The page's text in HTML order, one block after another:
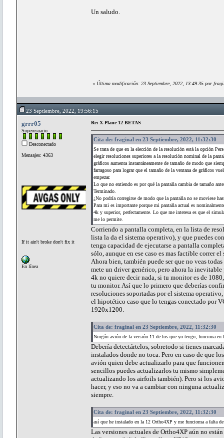
Un saludo.
« Última modificación: 23 Septiembre, 2022, 13:49:35 por
23 Septiembre, 2022, 19:56:15
grrr05
Superusuario
Desconectado
Mensajes: 4363
If it ain't broke don't fix it
En línea
Re: X-Plane 12 BETAS
Cita de: fraginal en 23 Septiembre, 2022, 11:32:30
Se trata de que en la elección de la resolución está la opción
elegir resoluciones superiores a la resolución nominal de la
gráficos aumenta instantáneamente de tamaño de modo que
farragoso para lograr que el tamaño de la ventana de gráficos
empezar.
Lo que no entiendo es por qué la pantalla cambia de tamaño
Terminado.
¿No podría corregirse de modo que la pantalla no se moviese
Para mi es importante porque mi pantalla actual es
4k y superior, perfectamente. Lo que me interesa es que el
me lo permite.
Corriendo a pantalla completa, en la lista de
lista la da el sistema operativo), y que puedes
tenga capacidad de ejecutarse a pantalla
sólo, aunque en ese caso es mas factible correr
Ahora bien, también puede ser que no veas
mete un driver genérico, pero ahora la
4k no quiere decir nada, si tu monitor es de
tu monitor. Así que lo primero que deberías
resoluciones soportadas por el sistema
el hipotético caso que lo tengas conectado por
1920x1200.
Cita de: fraginal en 23 Septiembre, 2022, 11:32:30
Ningún avión de la versión 11 de los que yo tengo, funciona
Debería detectártelos, sobretodo si tienes
instalados donde no toca. Pero en caso de que
avión quien debe actualizarlo para que
sencillos puedes actualizarlos tu mismo
actualizando los airfoils también). Pero si los
hacer, y eso no va a cambiar con ninguna
siempre.
Cita de: fraginal en 23 Septiembre, 2022, 11:32:30
así que he instalado en la 12 Ortho4XP y me funcioma a falta
Las versiones actuales de Ortho4XP aún no